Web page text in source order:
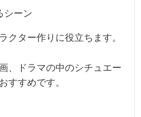
シーン
クター作りに役立ちます。
、ドラマの中のシチュエー
すすめです。